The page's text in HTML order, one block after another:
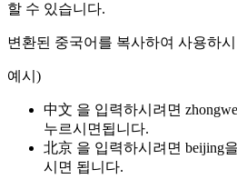
할 수 있습니다.
변환된 중국어를 복사하여 사용하
예시)
中文 을 입력하시려면
누르시면됩니다.
北京 을 입력하시려면 beijing
시면 됩니다.